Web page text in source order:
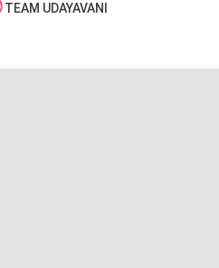
TEAM UDAYAVANI